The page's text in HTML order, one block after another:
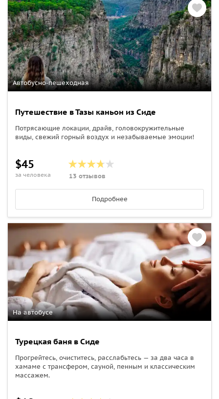
Автобусно-пешеходная
Путешествие в Тазы каньон из Сиде
Потрясающие локации, драйв, головокружительные
виды, свежий горный воздух и незабываемые эмоции!
$45
за человека 13 отзывов
Подробнее
На автобусе
Турецкая баня в Сиде
Прогрейтесь, очиститесь, расслабьтесь — за два часа в
хамаме с трансфером, сауной, пенным и классическим
массажем.